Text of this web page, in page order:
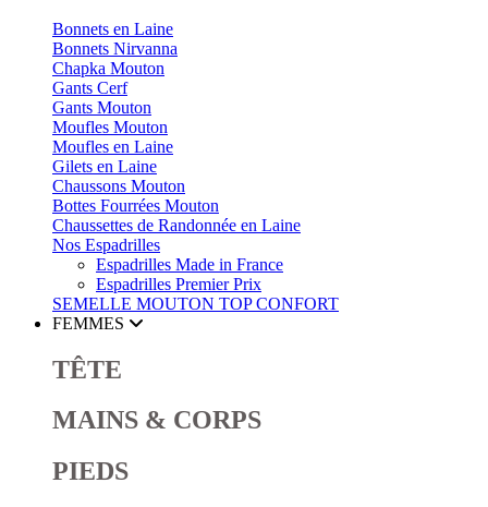
Bonnets en Laine
Bonnets Nirvanna
Chapka Mouton
Gants Cerf
Gants Mouton
Moufles Mouton
Moufles en Laine
Gilets en Laine
Chaussons Mouton
Bottes Fourrées Mouton
Chaussettes de Randonnée en Laine
Nos Espadrilles
Espadrilles Made in France
Espadrilles Premier Prix
SEMELLE MOUTON TOP CONFORT
FEMMES
TÊTE
MAINS & CORPS
PIEDS